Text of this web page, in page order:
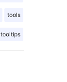
tools
tooltips